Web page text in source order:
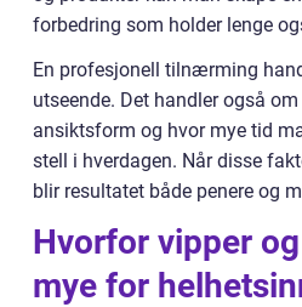
forbedring som holder lenge
En profesjonell tilnærming
utseende. Det handler også
ansiktsform og hvor mye tid
stell i hverdagen. Når disse
blir resultatet både penere og
Hvorfor vipper
mye for